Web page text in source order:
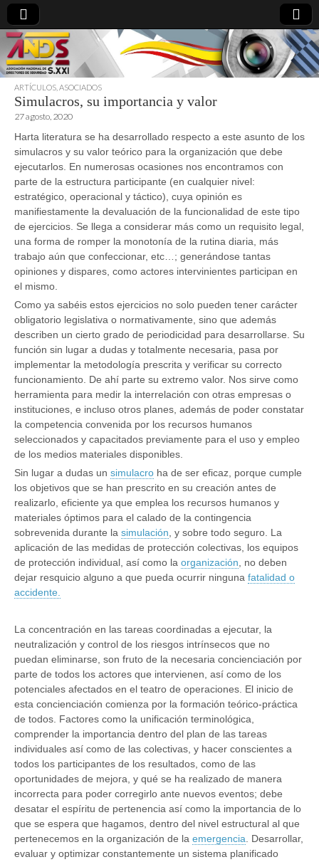
directoresdeseguridad.es
ARTÍCULOS ASOCIADOS
Simulacros, su importancia y valor
27 agosto, 2020
Harta literatura se ha desarrollado respecto a este asunto de los
simulacros y su valor teórico para la organización que debe
ejecutarlos. En numerosas ocasiones nos encontramos con
parte de la estructura participante (en cualquier nivel:
estratégico, operacional y táctico), cuya opinión es
manifiestamente la devaluación de la funcionalidad de este tipo
de ejercicios. Se llega a considerar más como un requisito legal,
una forma de romper la monotonía de la rutina diaria, más
trabajo aún que confeccionar, etc…; generándose tantas
opiniones y dispares, como actores intervinientes participan en
el mismo.
Como ya sabéis estos ejercicios no solo pueden tener carácter
obligatorio legislativa o normativamente, sino que además
describen un cierto grado de periodicidad para desarrollarse. Su
función sin lugar a dudas y totalmente necesaria, pasa por
implementar la metodología prescrita y verificar su correcto
funcionamiento. De ahí parte su extremo valor. Nos sirve como
herramienta para medir la interrelación con otras empresas o
instituciones, e incluso otros planes, además de poder constatar
la competencia convenida por los recursos humanos
seleccionados y capacitados previamente para el uso y empleo
de los medios materiales disponibles.
Sin lugar a dudas un simulacro ha de ser eficaz, porque cumple
los objetivos que se han prescrito en su creación antes de
realizarlo, eficiente ya que emplea los recursos humanos y
materiales óptimos para el calado de la contingencia
sobrevenida durante la simulación , y sobre todo seguro. La
aplicación de las medidas de protección colectivas, los equipos
de protección individual, así como la organización , no deben
dejar resquicio alguno a que pueda ocurrir ninguna fatalidad o
accidente.
La concentración en las tareas coordinadas a ejecutar, la
neutralización y control de los riesgos intrínsecos que no
puedan eliminarse, son fruto de la necesaria concienciación por
parte de todos los actores que intervienen, así como de los
potenciales afectados en el teatro de operaciones. El inicio de
esta concienciación comienza por la formación teórico-práctica
de todos. Factores como la unificación terminológica,
comprender la importancia dentro del plan de las tareas
individuales así como de las colectivas, y hacer conscientes a
todos los participantes de los resultados, como de las
oportunidades de mejora, y qué se ha realizado de manera
incorrecta para poder corregirlo ante nuevos eventos; debe
desatar el espíritu de pertenencia así como la importancia de lo
que se espera que hagamos, dentro del nivel estructural al que
pertenecemos en la organización de la emergencia . Desarrollar,
evaluar y optimizar constantemente un sistema planificado